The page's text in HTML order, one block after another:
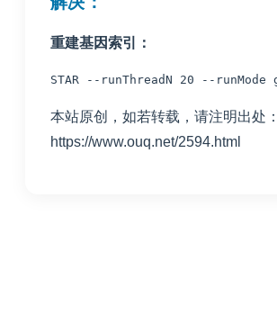
重建基因索引：
STAR --runThreadN 20 --
本站原创，如若转载，请注明出处：
https://www.ouq.net/2594.html